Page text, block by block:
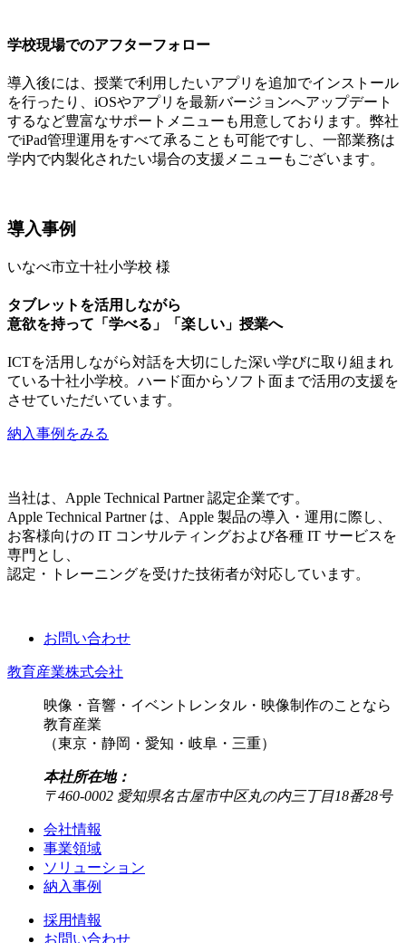
学校現場でのアフターフォロー
導入後には、授業で利用したいアプリを追加でインストール
を行ったり、iOSやアプリを最新バージョンへアップデート
するなど豊富なサポートメニューも用意しております。弊社
でiPad管理運用をすべて承ることも可能ですし、一部業務は
学内で内製化されたい場合の支援メニューもございます。
導入事例
いなべ市立十社小学校 様
タブレットを活用しながら
意欲を持って「学べる」「楽しい」授業へ
ICTを活用しながら対話を大切にした深い学びに取り組まれ
ている十社小学校。ハード面からソフト面まで活用の支援を
させていただいています。
納入事例をみる
当社は、Apple Technical Partner 認定企業です。
Apple Technical Partner は、Apple 製品の導入・運用に際し、
お客様向けの IT コンサルティングおよび各種 IT サービスを
専門とし、
認定・トレーニングを受けた技術者が対応しています。
お問い合わせ
教育産業株式会社
映像・音響・イベントレンタル・映像制作のことなら
教育産業
（東京・静岡・愛知・岐阜・三重）
本社所在地：
〒460-0002 愛知県名古屋市中区丸の内三丁目18番28号
会社情報
事業領域
ソリューション
納入事例
採用情報
お問い合わせ